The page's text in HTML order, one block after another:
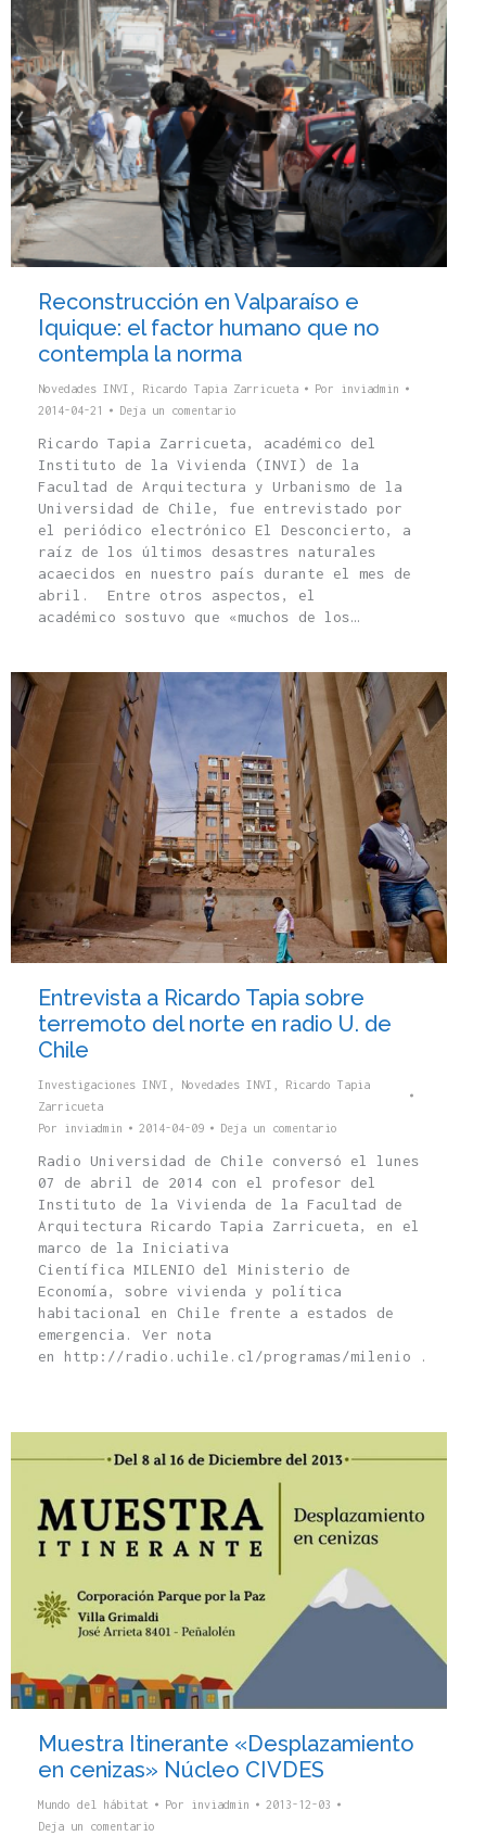
Reconstrucción en Valparaíso e
Iquique: el factor humano que no
contempla la norma
Novedades INVI Ricardo Tapia Zarricueta Por
inviadmin
2014-04-21
Deja un comentario
Ricardo Tapia Zarricueta, académico del
Instituto de la Vivienda (INVI) de la
Facultad de Arquitectura y Urbanismo de la
Universidad de Chile, fue entrevistado por
el periódico electrónico El Desconcierto, a
raíz de los últimos desastres naturales
acaecidos en nuestro país durante el mes de
abril. Entre otros aspectos, el
académico sostuvo que «muchos de los…
Entrevista a Ricardo Tapia sobre
terremoto del norte en radio U. de
Chile
Investigaciones INVI Novedades INVI
Ricardo Tapia
Zarricueta
Por
inviadmin 2014-04-09 Deja un comentario
Radio Universidad de Chile conversó el lunes
07 de abril de 2014 con el profesor del
Instituto de la Vivienda de la Facultad de
Arquitectura Ricardo Tapia Zarricueta, en el
marco de la Iniciativa
Científica MILENIO del Ministerio de
Economía, sobre vivienda y política
habitacional en Chile frente a estados de
emergencia. Ver nota
en http://radio.uchile.cl/programas/milenio .
Muestra Itinerante «Desplazamiento
en cenizas» Núcleo CIVDES
Mundo del hábitat Por inviadmin
2013-12-03
Deja un comentario